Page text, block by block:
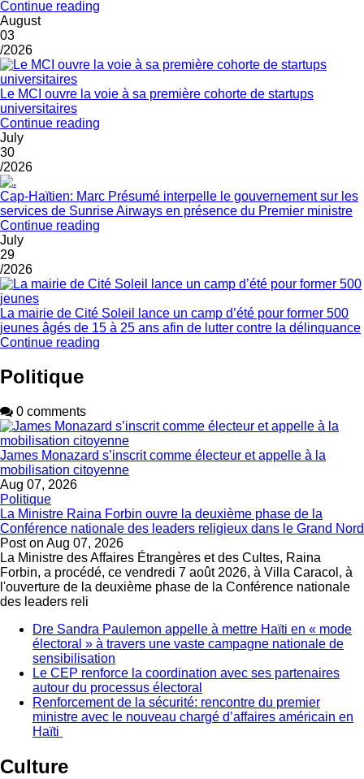
Continue reading
August
03
/2026
Le MCI ouvre la voie à sa première cohorte de startups
universitaires
Continue reading
July
30
/2026
Cap-Haïtien: Marc Présumé interpelle le gouvernement sur les
services de Sunrise Airways en présence du Premier ministre
Continue reading
July
29
/2026
La mairie de Cité Soleil lance un camp d’été pour former 500
jeunes âgés de 15 à 25 ans afin de lutter contre la délinquance
Continue reading
Politique
0 comments
James Monazard s’inscrit comme électeur et appelle à la
mobilisation citoyenne
Aug 07, 2026
Politique
La Ministre Raina Forbin ouvre la deuxième phase de la
Conférence nationale des leaders religieux dans le Grand Nord
Post on Aug 07, 2026
La Ministre des Affaires Étrangères et des Cultes, Raina
Forbin, a procédé, ce vendredi 7 août 2026, à Villa Caracol, à
l'ouverture de la deuxième phase de la Conférence nationale
des leaders reli
Dre Sandra Paulemon appelle à mettre Haïti en « mode
électoral » à travers une vaste campagne nationale de
sensibilisation
Le CEP renforce la coordination avec ses partenaires
autour du processus électoral
Renforcement de la sécurité: rencontre du premier
ministre avec le nouveau chargé d’affaires américain en
Haïti
Culture